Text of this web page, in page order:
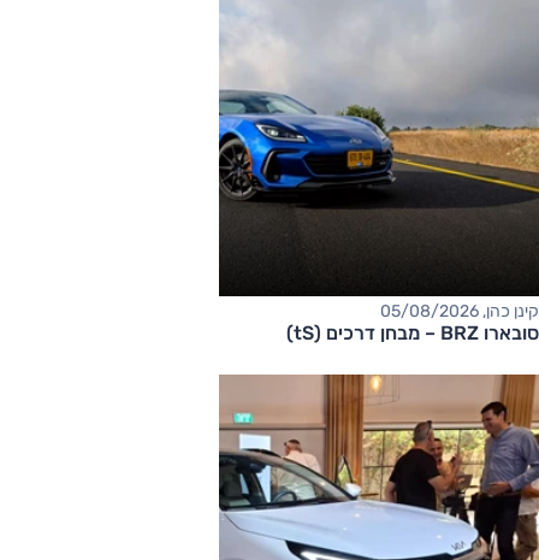
קינן כהן, 05/08/2026
סובארו BRZ – מבחן דרכים (tS)